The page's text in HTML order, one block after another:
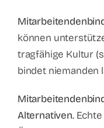
können
tragfähige Kultur
bindet niemanden
Alternativen.Echte